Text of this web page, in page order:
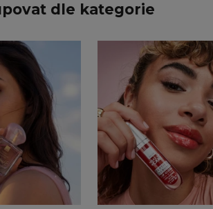
dle kategorie